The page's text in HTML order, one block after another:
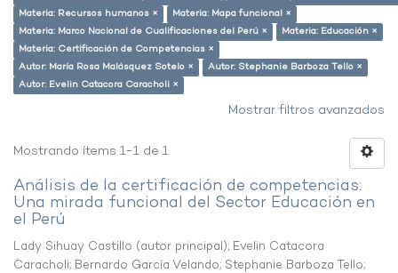
Materia: Recursos humanos ×
Materia: Mapa funcional ×
Materia: Marco Nacional de Cualificaciones del Perú ×
Materia: Educación ×
Materia: Certificación de Competencias ×
Autor: María Rosa Malásquez Sotelo ×
Autor: Stephanie Barboza Tello ×
Autor: Evelin Catacora Caracholi ×
Mostrar filtros avanzados
Mostrando ítems 1-1 de 1
Análisis de la certificación de competencias:
Una mirada funcional del Sector Educación en
el Perú
Lady Sihuay Castillo (autor principal); Evelin Catacora
Caracholi; Bernardo García Velando; Stephanie Barboza Tello;